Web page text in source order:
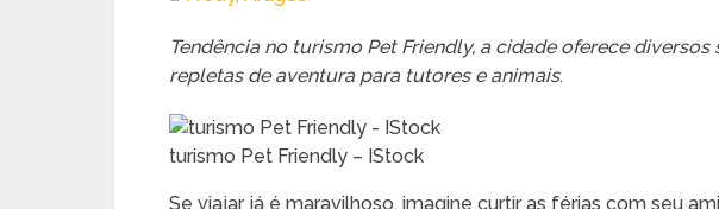
Tendência no turismo Pet Friendly, a cidade oferece
repletas de aventura para tutores e animais.
turismo Pet Friendly – IStock
Se viajar já é maravilhoso, imagine curtir as férias com seu